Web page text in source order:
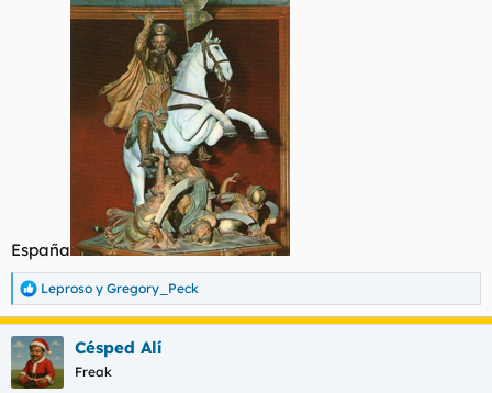
España
R
e
a
c
c
i
Leproso y Gregory_Peck
Césped Alí
Freak